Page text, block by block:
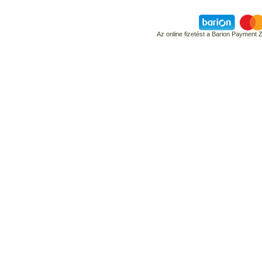
Az online fizetést a Barion Payment